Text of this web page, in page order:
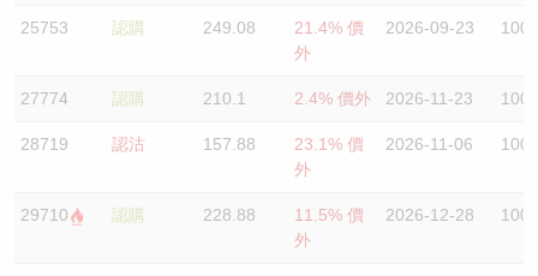
25753 認購 249.08
21.4% 價
外
2026-09-23 100
27774 認購 210.1 2.4% 價外 2026-11-23 100
28719 認沽 157.88
23.1% 價
外
2026-11-06 100
29710 認購 228.88
11.5% 價
外
2026-12-28 100